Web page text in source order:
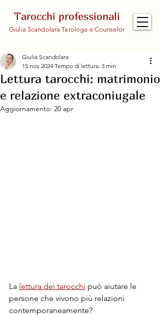
Tarocchi professionali
Giulia Scandolara Tarologa e Counselor
Lettura tarocchi: matrimonio
e relazione extraconiugale
Giulia Scandolara
15 nov 2024 Tempo di lettura: 3 min
Aggiornamento: 20 apr
La lettura dei tarocchi può aiutare le
persone che vivono più relazioni
contemporaneamente?